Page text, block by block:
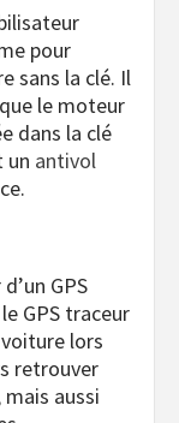
pour
sans la clé. Il
le moteur
dans la clé
un antivol
GPS
GPS traceur
lors
retrouver
aussi